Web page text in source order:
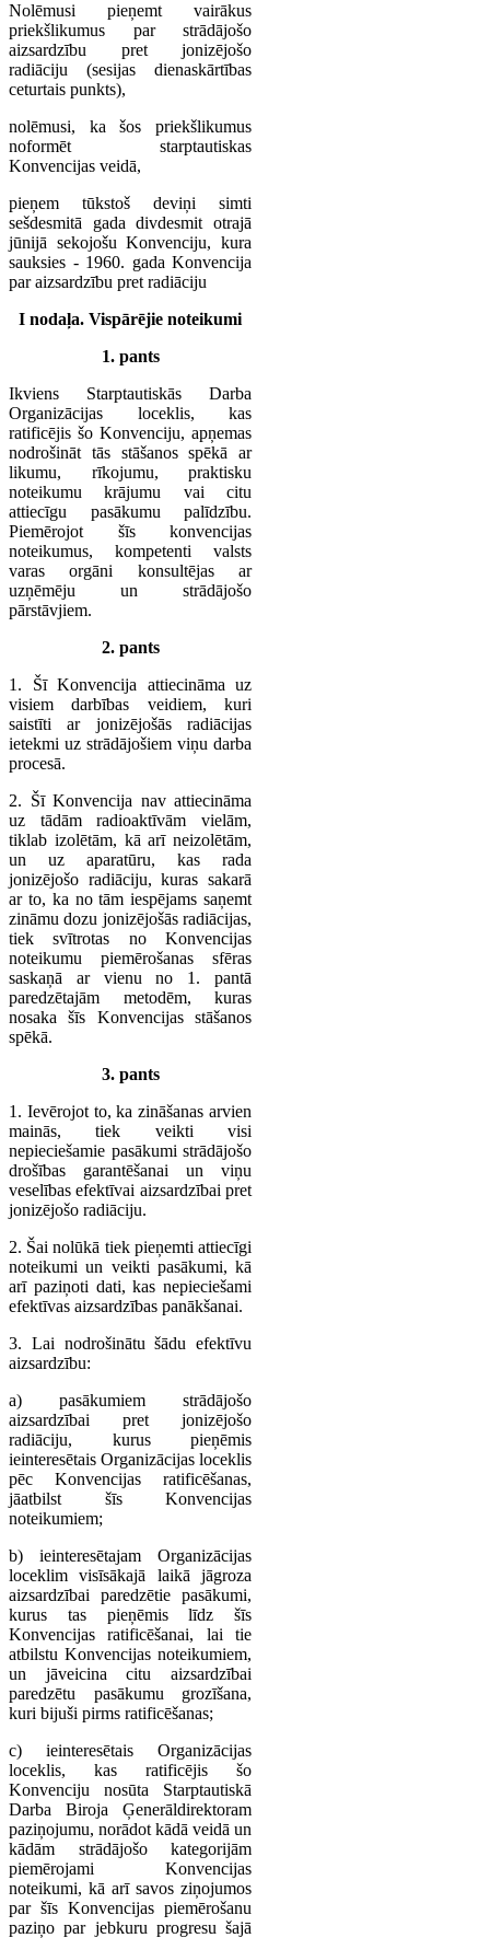
Nolēmusi pieņemt vairākus
priekšlikumus par strādājošo
aizsardzību pret jonizējošo
radiāciju (sesijas dienaskārtības
ceturtais punkts),
nolēmusi, ka šos priekšlikumus
noformēt starptautiskas
Konvencijas veidā,
pieņem tūkstoš deviņi simti
sešdesmitā gada divdesmit otrajā
jūnijā sekojošu Konvenciju, kura
sauksies - 1960. gada Konvencija
par aizsardzību pret radiāciju
I nodaļa. Vispārējie noteikumi
1. pants
Ikviens Starptautiskās Darba
Organizācijas loceklis, kas
ratificējis šo Konvenciju, apņemas
nodrošināt tās stāšanos spēkā ar
likumu, rīkojumu, praktisku
noteikumu krājumu vai citu
attiecīgu pasākumu palīdzību.
Piemērojot šīs konvencijas
noteikumus, kompetenti valsts
varas orgāni konsultējas ar
uzņēmēju un strādājošo
pārstāvjiem.
2. pants
1. Šī Konvencija attiecināma uz
visiem darbības veidiem, kuri
saistīti ar jonizējošās radiācijas
ietekmi uz strādājošiem viņu darba
procesā.
2. Šī Konvencija nav attiecināma
uz tādām radioaktīvām vielām,
tiklab izolētām, kā arī neizolētām,
un uz aparatūru, kas rada
jonizējošo radiāciju, kuras sakarā
ar to, ka no tām iespējams saņemt
zināmu dozu jonizējošās radiācijas,
tiek svītrotas no Konvencijas
noteikumu piemērošanas sfēras
saskaņā ar vienu no 1. pantā
paredzētajām metodēm, kuras
nosaka šīs Konvencijas stāšanos
spēkā.
3. pants
1. Ievērojot to, ka zināšanas arvien
mainās, tiek veikti visi
nepieciešamie pasākumi strādājošo
drošības garantēšanai un viņu
veselības efektīvai aizsardzībai pret
jonizējošo radiāciju.
2. Šai nolūkā tiek pieņemti attiecīgi
noteikumi un veikti pasākumi, kā
arī paziņoti dati, kas nepieciešami
efektīvas aizsardzības panākšanai.
3. Lai nodrošinātu šādu efektīvu
aizsardzību:
a) pasākumiem strādājošo
aizsardzībai pret jonizējošo
radiāciju, kurus pieņēmis
ieinteresētais Organizācijas loceklis
pēc Konvencijas ratificēšanas,
jāatbilst šīs Konvencijas
noteikumiem;
b) ieinteresētajam Organizācijas
loceklim visīsākajā laikā jāgroza
aizsardzībai paredzētie pasākumi,
kurus tas pieņēmis līdz šīs
Konvencijas ratificēšanai, lai tie
atbilstu Konvencijas noteikumiem,
un jāveicina citu aizsardzībai
paredzētu pasākumu grozīšana,
kuri bijuši pirms ratificēšanas;
c) ieinteresētais Organizācijas
loceklis, kas ratificējis šo
Konvenciju nosūta Starptautiskā
Darba Biroja Ģenerāldirektoram
paziņojumu, norādot kādā veidā un
kādām strādājošo kategorijām
piemērojami Konvencijas
noteikumi, kā arī savos ziņojumos
par šīs Konvencijas piemērošanu
paziņo par jebkuru progresu šajā